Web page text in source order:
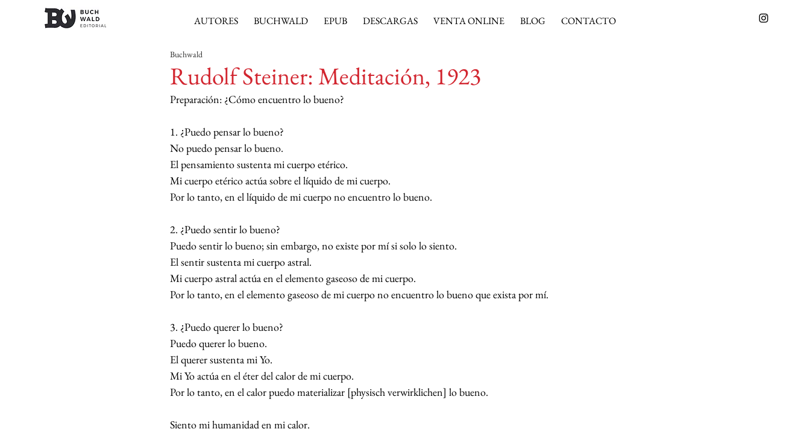
AUTORES BUCHWALD EPUB DESCARGAS VENTA ONLINE BLOG CONTACTO
Rudolf Steiner: Meditación, 1923
Buchwald
Preparación: ¿Cómo encuentro lo bueno?
1. ¿Puedo pensar lo bueno?
No puedo pensar lo bueno.
El pensamiento sustenta mi cuerpo etérico.
Mi cuerpo etérico actúa sobre el líquido de mi cuerpo.
Por lo tanto, en el líquido de mi cuerpo no encuentro lo bueno.
2. ¿Puedo sentir lo bueno?
Puedo sentir lo bueno; sin embargo, no existe por mí si solo lo siento.
El sentir sustenta mi cuerpo astral.
Mi cuerpo astral actúa en el elemento gaseoso de mi cuerpo.
Por lo tanto, en el elemento gaseoso de mi cuerpo no encuentro lo bueno que exista por mí.
3. ¿Puedo querer lo bueno?
Puedo querer lo bueno.
El querer sustenta mi Yo.
Mi Yo actúa en el éter del calor de mi cuerpo.
Por lo tanto, en el calor puedo materializar [physisch verwirklichen] lo bueno.
Siento mi humanidad en mi calor.